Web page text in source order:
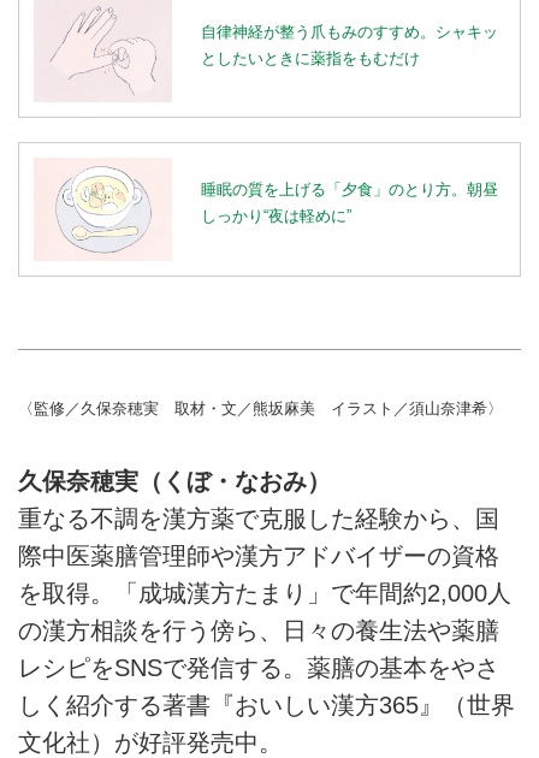
自律神経が整う爪もみのすすめ。シャキッ
としたいときに薬指をもむだけ
睡眠の質を上げる「夕食」のとり方。朝昼
しっかり“夜は軽めに”
〈監修／久保奈穂実 取材・文／熊坂麻美 イラスト／須山奈津希〉
久保奈穂実（くぼ・なおみ）
重なる不調を漢方薬で克服した経験から、国
際中医薬膳管理師や漢方アドバイザーの資格
を取得。「成城漢方たまり」で年間約2,000人
の漢方相談を行う傍ら、日々の養生法や薬膳
レシピをSNSで発信する。薬膳の基本をやさ
しく紹介する著書『おいしい漢方365』（世界
文化社）が好評発売中。